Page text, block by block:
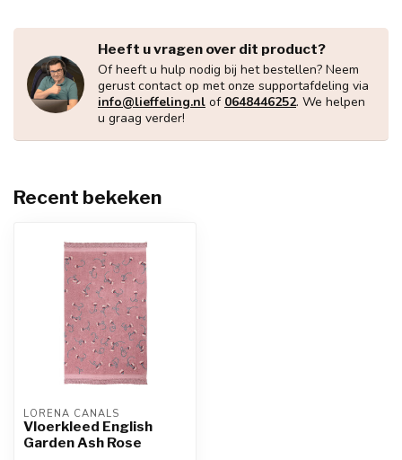
Heeft u vragen over dit product?
Of heeft u hulp nodig bij het bestellen? Neem
gerust contact op met onze supportafdeling via
info@lieffeling.nl of 0648446252. We helpen
u graag verder!
Recent bekeken
LORENA CANALS
Vloerkleed English
Garden Ash Rose